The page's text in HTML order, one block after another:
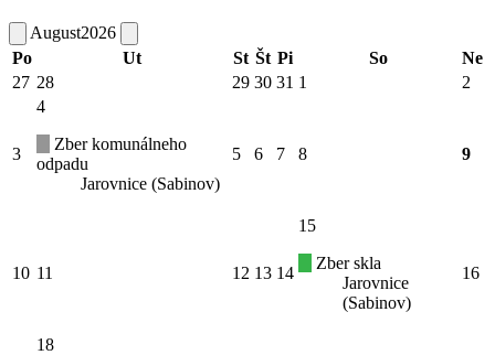
August2026
Po
Ut St Št Pi So
Ne
27 28 29 30 31 1 2
3
4
Zber komunálneho
odpadu
Jarovnice (Sabinov)
5 6 7 8 9
10 11 12 13 14
15
Zber skla
Jarovnice
(Sabinov)
16
18